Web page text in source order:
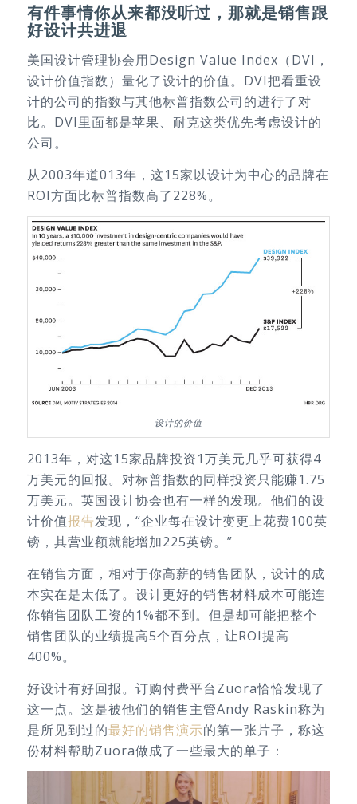
有件事情你从来都没听过，那就是销售跟
好设计共进退
美国设计管理协会用Design Value Index（DVI，
设计价值指数）量化了设计的价值。DVI把看重设
计的公司的指数与其他标普指数公司的进行了对
比。DVI里面都是苹果、耐克这类优先考虑设计的
公司。
从2003年道013年，这15家以设计为中心的品牌在
ROI方面比标普指数高了228%。
设计的价值
2013年，对这15家品牌投资1万美元几乎可获得4
万美元的回报。对标普指数的同样投资只能赚1.75
万美元。英国设计协会也有一样的发现。他们的设
计价值报告发现，“企业每在设计变更上花费100英
镑，其营业额就能增加225英镑。”
在销售方面，相对于你高薪的销售团队，设计的成
本实在是太低了。设计更好的销售材料成本可能连
你销售团队工资的1%都不到。但是却可能把整个
销售团队的业绩提高5个百分点，让ROI提高
400%。
好设计有好回报。订购付费平台Zuora恰恰发现了
这一点。这是被他们的销售主管Andy Raskin称为
是所见到过的最好的销售演示的第一张片子，称这
份材料帮助Zuora做成了一些最大的单子：